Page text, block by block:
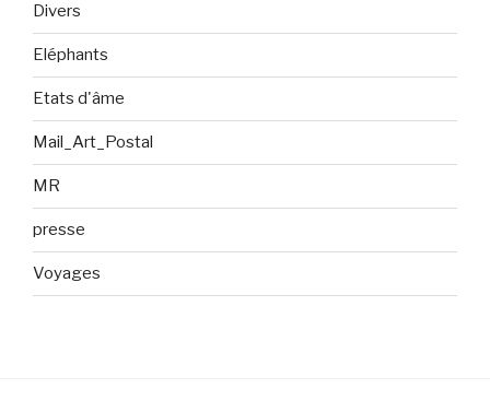
Divers
Eléphants
Etats d'âme
Mail_Art_Postal
MR
presse
Voyages